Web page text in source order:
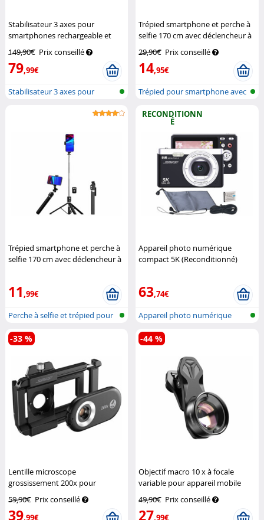
Stabilisateur 3 axes pour
smartphones rechargeable et
149,90€ Prix conseillé
79,99€
Stabilisateur 3 axes pour
Trépied smartphone et perche à
selfie 170 cm avec déclencheur à
Somikon
29,90€ Prix conseillé
14,95€
Trépied pour smartphone avec
Trépied smartphone et perche à
selfie 170 cm avec déclencheur à
11 ,99€
Perche à selfie et trépied pour
sma...
RECONDITIONN
É
Appareil photo numérique
compact 5K (Reconditionné)
63,74€
Appareil photo numérique
avec résol...
Lentille microscope
grossissement 200x pour
59,90€ Prix conseillé
39,99€
-33 %
Objectif macro 10 x à focale
variable pour appareil mobile
49,90€ Prix conseillé
27,99€
-44 %